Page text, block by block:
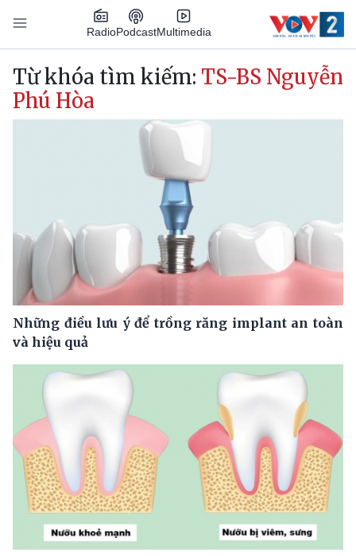
Nhảy đến nội dung
RadioPodcastMultimedia
Main navigation
Từ khóa tìm kiếm: TS-BS Nguyễn
Phú Hòa
Những điều lưu ý để trồng răng implant an toàn
và hiệu quả